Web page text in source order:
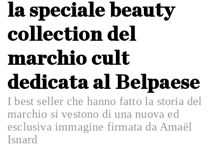
la speciale beauty
collection del
marchio cult
dedicata al Belpaese
I best seller che hanno fatto la storia del
marchio si vestono di una nuova ed
esclusiva immagine firmata da Amaël
Isnard